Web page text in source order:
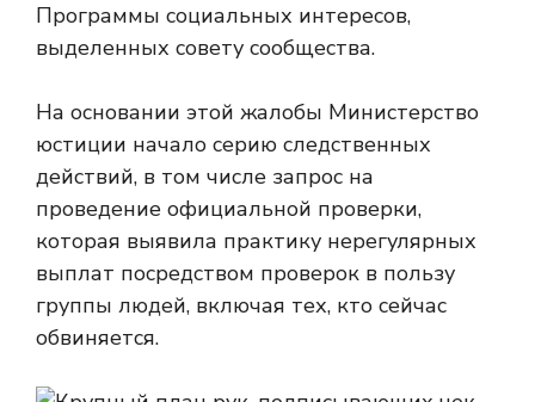
Программы социальных интересов,
выделенных совету сообщества.
На основании этой жалобы Министерство
юстиции начало серию следственных
действий, в том числе запрос на
проведение официальной проверки,
которая выявила практику нерегулярных
выплат посредством проверок в пользу
группы людей, включая тех, кто сейчас
обвиняется.